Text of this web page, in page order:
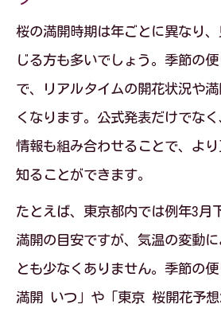
早咲き桜と季節の便り
桜の満開時期は年ごとに異なり
じる方も多いでしょう。季節の
で、リアルタイムの開花状況や
くなります。公式発表だけでなく
情報も組み合わせることで、よ
知ることができます。
たとえば、東京都内では例年3月
満開の目安ですが、気温の変動
とも少なくありません。季節の
満開 いつ」や「東京 桜開花予